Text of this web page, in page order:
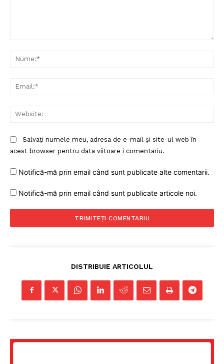
Salvați numele meu, adresa de e-mail și site-ul web în
acest browser pentru data viitoare i comentariu.
Notifică-mă prin email când sunt publicate alte comentarii.
Notifică-mă prin email când sunt publicate articole noi.
DISTRIBUIE ARTICOLUL